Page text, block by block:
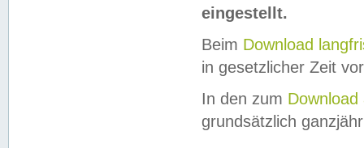
eingestellt.
Beim Download
in gesetzlicher Zeit
In den zum Download
grundsätzlich